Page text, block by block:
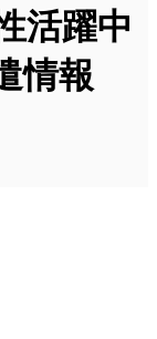
活躍中
情報